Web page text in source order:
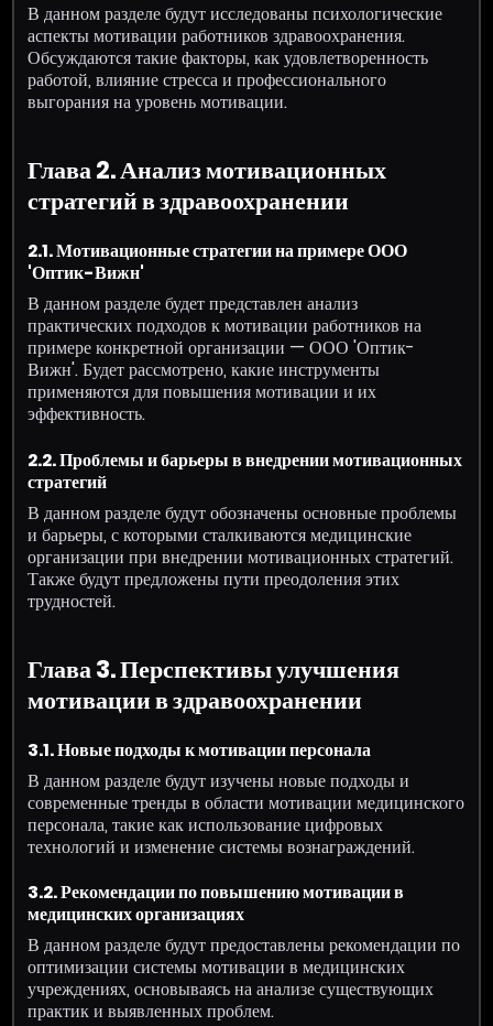
В данном разделе будут исследованы психологические
аспекты мотивации работников здравоохранения.
Обсуждаются такие факторы, как удовлетворенность
работой, влияние стресса и профессионального
выгорания на уровень мотивации.
Глава 2. Анализ мотивационных
стратегий в здравоохранении
2.1. Мотивационные стратегии на примере ООО
'Оптик-Вижн'
В данном разделе будет представлен анализ
практических подходов к мотивации работников на
примере конкретной организации — ООО 'Оптик-
Вижн'. Будет рассмотрено, какие инструменты
применяются для повышения мотивации и их
эффективность.
2.2. Проблемы и барьеры в внедрении мотивационных
стратегий
В данном разделе будут обозначены основные проблемы
и барьеры, с которыми сталкиваются медицинские
организации при внедрении мотивационных стратегий.
Также будут предложены пути преодоления этих
трудностей.
Глава 3. Перспективы улучшения
мотивации в здравоохранении
3.1. Новые подходы к мотивации персонала
В данном разделе будут изучены новые подходы и
современные тренды в области мотивации медицинского
персонала, такие как использование цифровых
технологий и изменение системы вознаграждений.
3.2. Рекомендации по повышению мотивации в
медицинских организациях
В данном разделе будут предоставлены рекомендации по
оптимизации системы мотивации в медицинских
учреждениях, основываясь на анализе существующих
практик и выявленных проблем.